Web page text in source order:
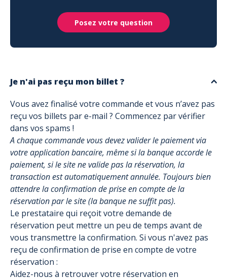
Posez votre question
Je n'ai pas reçu mon billet ?
Vous avez finalisé votre commande et vous n’avez pas
reçu vos billets par e-mail ? Commencez par vérifier
dans vos spams !
A chaque commande vous devez valider le paiement via
votre application bancaire, même si la banque accorde le
paiement, si le site ne valide pas la réservation, la
transaction est automatiquement annulée. Toujours bien
attendre la confirmation de prise en compte de la
réservation par le site (la banque ne suffit pas).
Le prestataire qui reçoit votre demande de
réservation peut mettre un peu de temps avant de
vous transmettre la confirmation. Si vous n'avez pas
reçu de confirmation de prise en compte de votre
réservation :
Aidez-nous à retrouver votre réservation en